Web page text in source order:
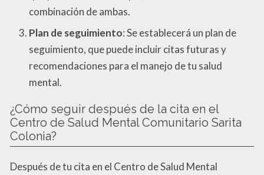
combinación de ambas.
Plan de seguimiento: Se establecerá un plan de
seguimiento, que puede incluir citas futuras y
recomendaciones para el manejo de tu salud
mental.
¿Cómo seguir después de la cita en el
Centro de Salud Mental Comunitario Sarita
Colonia?
Después de tu cita en el Centro de Salud Mental